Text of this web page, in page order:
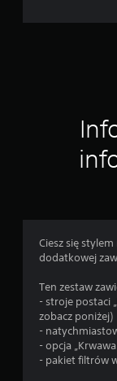
Ciesz się
dodatkowej
Ten zestaw
- stroje postaci
zobacz poniżej)
-
- opcja
- pakiet filtrów